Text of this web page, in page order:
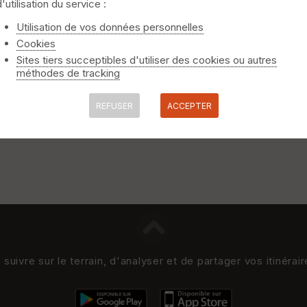
sur le terrain, d'analyser et de partager vos
du service :
Utilisation de vos données personnelles
Cookies
Sites tiers succeptibles d'utiliser des cookies ou autres
méthodes de tracking
REFUSER ACCEPTER